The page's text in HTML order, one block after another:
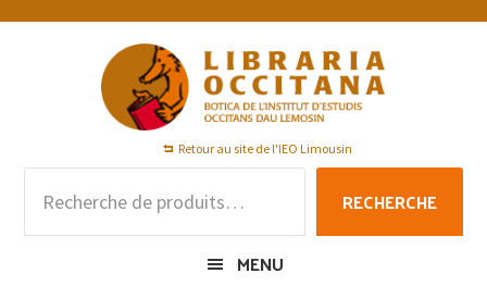
Passer
Passer
Passer
Retour au site de l'IEO Limousin
pour :
RECHERCHE
MENU